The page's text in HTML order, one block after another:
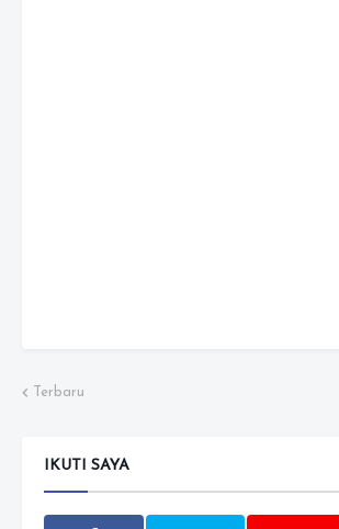
Terbaru
IKUTI SAYA